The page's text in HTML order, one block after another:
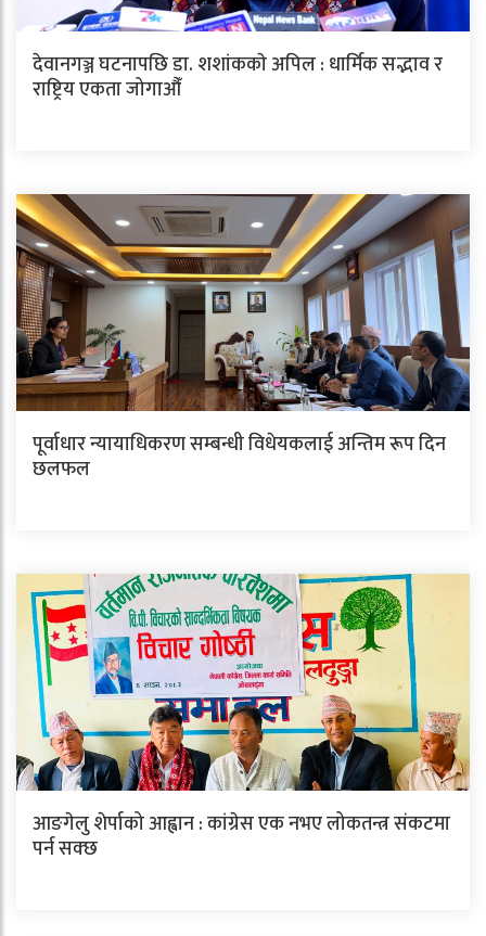
देवानगञ्ज घटनापछि डा. शशांककाे अपिल : धार्मिक सद्भाव र
राष्ट्रिय एकता जोगाऔँ
पूर्वाधार न्यायाधिकरण सम्बन्धी विधेयकलाई अन्तिम रूप दिन
छलफल
आङगेलु शेर्पाको आह्वान : कांग्रेस एक नभए लोकतन्त्र संकटमा
पर्न सक्छ